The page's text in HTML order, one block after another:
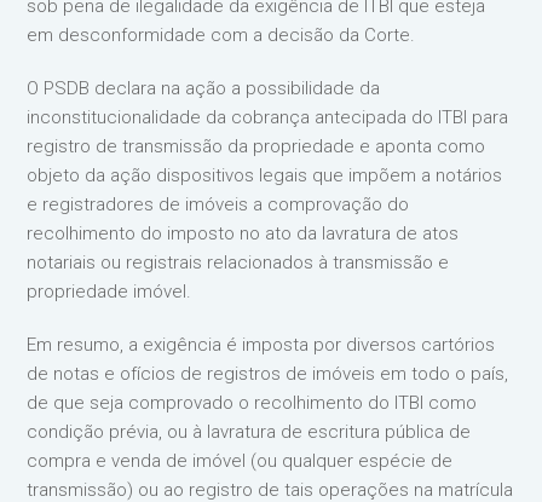
sob pena de ilegalidade da exigência de ITBI que esteja
em desconformidade com a decisão da Corte.
O PSDB declara na ação a possibilidade da
inconstitucionalidade da cobrança antecipada do ITBI para
registro de transmissão da propriedade e aponta como
objeto da ação dispositivos legais que impõem a notários
e registradores de imóveis a comprovação do
recolhimento do imposto no ato da lavratura de atos
notariais ou registrais relacionados à transmissão e
propriedade imóvel.
Em resumo, a exigência é imposta por diversos cartórios
de notas e ofícios de registros de imóveis em todo o país,
de que seja comprovado o recolhimento do ITBI como
condição prévia, ou à lavratura de escritura pública de
compra e venda de imóvel (ou qualquer espécie de
transmissão) ou ao registro de tais operações na matrícula